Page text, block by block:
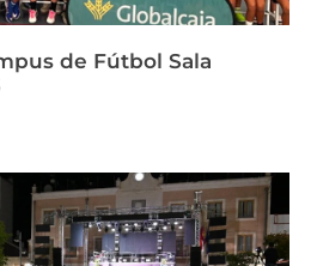
de Fútbol Sala